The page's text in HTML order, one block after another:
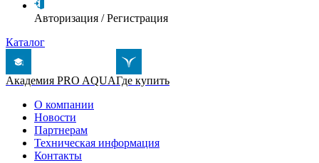
Авторизация /Регистрация
Каталог
Академия PRO AQUAГде купить
О компании
Новости
Партнерам
Техническая информация
Контакты